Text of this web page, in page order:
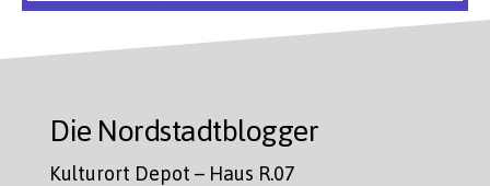
Die Nordstadtblogger
Kulturort Depot – Haus R.07